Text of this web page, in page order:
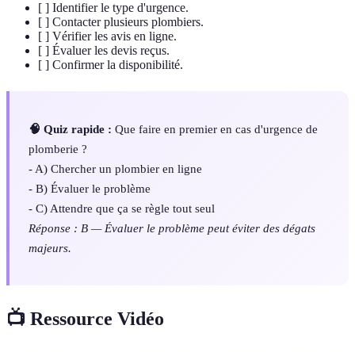
[ ] Identifier le type d'urgence.
[ ] Contacter plusieurs plombiers.
[ ] Vérifier les avis en ligne.
[ ] Évaluer les devis reçus.
[ ] Confirmer la disponibilité.
🧠 Quiz rapide : Que faire en premier en cas d'urgence de
plomberie ?
- A) Chercher un plombier en ligne
- B) Évaluer le problème
- C) Attendre que ça se règle tout seul
Réponse : B — Évaluer le problème peut éviter des dégats
majeurs.
📺 Ressource Vidéo